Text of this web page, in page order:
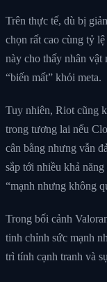
Trên thực tế, dù bị
chọn rất cao cùng tỷ
này cho thấy nhân vật
“biến mất” khỏi meta.
Tuy nhiên, Riot cũng
trong tương lai nếu
cân bằng nhưng vẫn
sắp tới nhiều khả
“mạnh nhưng không
Trong bối cảnh
tinh chỉnh sức mạnh
trì tính cạnh tranh và